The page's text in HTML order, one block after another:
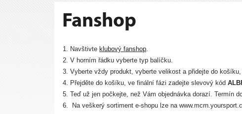
Fanshop
Navštivte klubový fanshop
V horním řádku vyberte typ balíčku.
Vyberte vždy produkt, vyberte velikost a přidejte do
Přejděte do košíku, ve finální fázi zadejte slevový kód
Teď už jen počkejte, než Vám objednávka dorazí. Termín
Na veškerý sortiment e-shopu lze na